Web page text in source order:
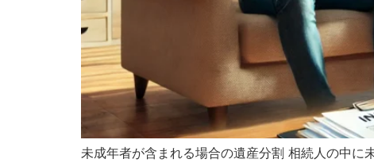
未成年者が含まれる場合の遺産分割 相続人の中に